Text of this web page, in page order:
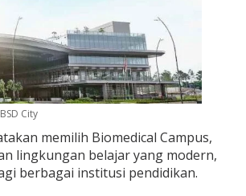
City
memilih Biomedical Campus,
lingkungan belajar yang modern,
berbagai institusi pendidikan.